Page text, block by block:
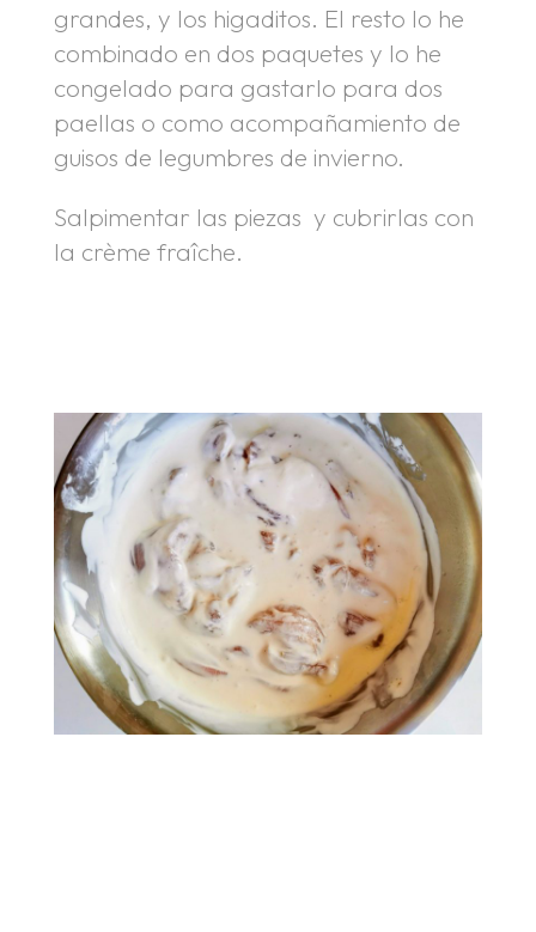
grandes, y los higaditos. El resto lo he
combinado en dos paquetes y lo he
congelado para gastarlo para dos
paellas o como acompañamiento de
guisos de legumbres de invierno.
Salpimentar las piezas y cubrirlas con
la crème fraîche.